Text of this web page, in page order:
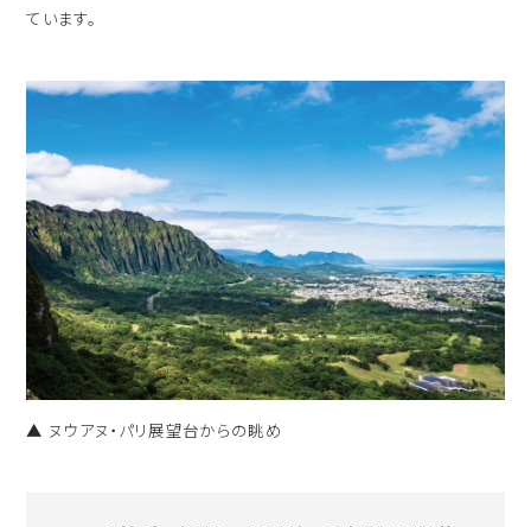
ています。
▲ ヌウアヌ・パリ展望台からの眺め